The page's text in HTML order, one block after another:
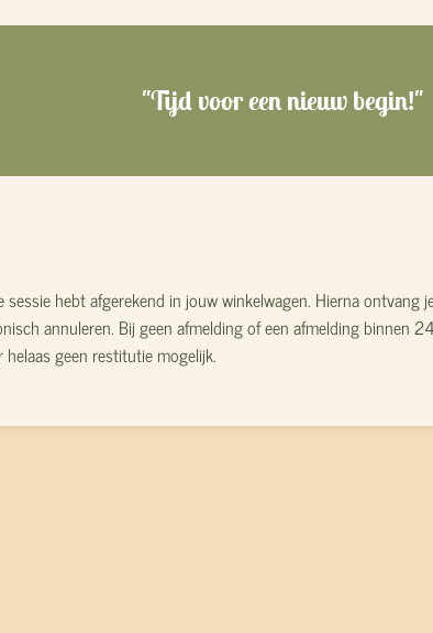
"Tijd voor een nieuw begin!"
hebt afgerekend in jouw winkelwagen. Hierna
annuleren. Bij geen afmelding of een afmelding binnen
geen restitutie mogelijk.